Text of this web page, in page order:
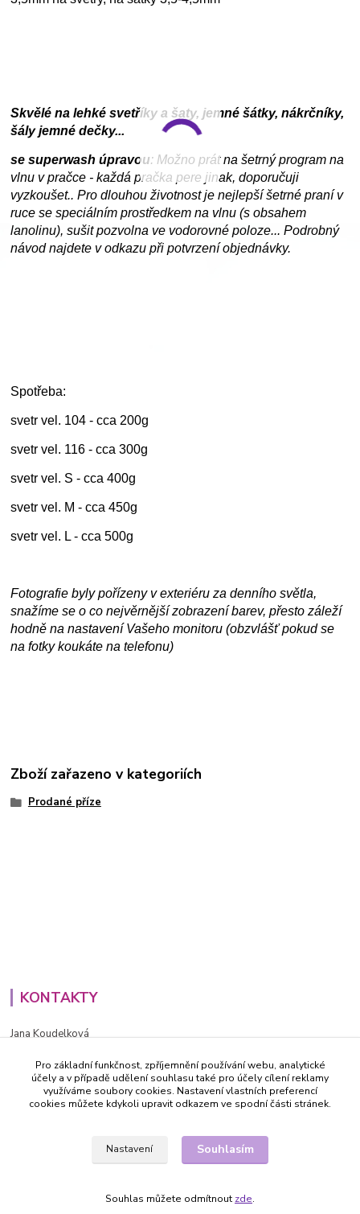
Skvělé na lehké svetříky a šaty, jemné šátky, nákrčníky,
šály jemné dečky...
se superwash úpravou: Možno prát na šetrný program na
vlnu v pračce - každá pračka pere jinak, doporučuji
vyzkoušet.. Pro dlouhou životnost je nejlepší šetrné praní v
ruce se speciálním prostředkem na vlnu (s obsahem
lanolinu), sušit pozvolna ve vodorovné poloze... Podrobný
návod najdete v odkazu při potvrzení objednávky.
Spotřeba:
svetr vel. 104 - cca 200g
svetr vel. 116 - cca 300g
svetr vel. S - cca 400g
svetr vel. M - cca 450g
svetr vel. L - cca 500g
Fotografie byly pořízeny v exteriéru za denního světla,
snažíme se o co nejvěrnější zobrazení barev, přesto záleží
hodně na nastavení Vašeho monitoru (obzvlášť pokud se
na fotky koukáte na telefonu)
Zboží zařazeno v kategoriích
Prodané příze
KONTAKTY
Jana Koudelková
PO - PÁ (8-16h)
info@decida.cz
Pro základní funkčnost, zpříjemnění používání webu, analytické
účely a v případě udělení souhlasu také pro účely cílení reklamy
využíváme soubory cookies. Nastavení vlastních preferencí
cookies můžete kdykoli upravit odkazem ve spodní části stránek.
Nastavení Souhlasím
Souhlas můžete odmítnout zde.